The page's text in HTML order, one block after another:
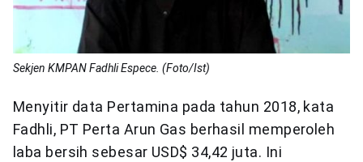
Sekjen KMPAN Fadhli Espece. (Foto/Ist)
Menyitir data Pertamina pada tahun 2018, kata
Fadhli, PT Perta Arun Gas berhasil memperoleh
laba bersih sebesar USD$ 34,42 juta. Ini